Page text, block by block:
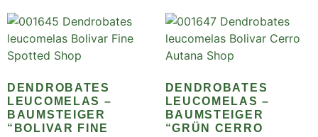
DENDROBATES
LEUCOMELAS –
BAUMSTEIGER
“BOLIVAR FINE
DENDROBATES
LEUCOMELAS –
BAUMSTEIGER
“GRÜN CERRO